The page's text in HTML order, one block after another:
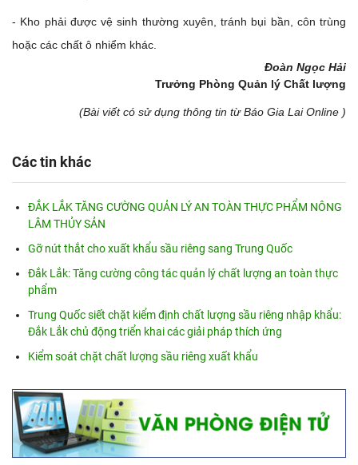
- Kho phải được vệ sinh thường xuyên, tránh bụi bần, côn trùng
hoặc các chất ô nhiểm khác.
Đoàn Ngọc Hải
Trưởng Phòng Quản lý Chất lượng
(Bài viết có sử dụng thông tin từ Báo Gia Lai Online )
Các tin khác
ĐẮK LẮK TĂNG CƯỜNG QUẢN LÝ AN TOÀN THỰC PHẨM NÔNG
LÂM THỦY SẢN
Gỡ nút thắt cho xuất khẩu sầu riêng sang Trung Quốc
Đắk Lắk: Tăng cường công tác quản lý chất lượng an toàn thực
phẩm
Trung Quốc siết chặt kiểm định chất lượng sầu riêng nhập khẩu:
Đắk Lắk chủ động triển khai các giải pháp thích ứng
Kiểm soát chặt chất lượng sầu riêng xuất khẩu